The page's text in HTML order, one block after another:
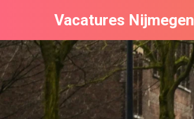
Vacatures Nijmegen